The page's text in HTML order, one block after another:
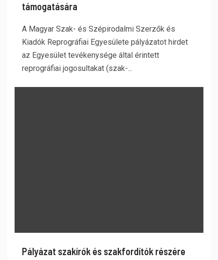
támogatására
A Magyar Szak- és Szépirodalmi Szerzők és
Kiadók Reprográfiai Egyesülete pályázatot hirdet
az Egyesület tevékenysége által érintett
reprográfiai jogosultakat (szak-...
Pályázat szakírók és szakfordítók részére